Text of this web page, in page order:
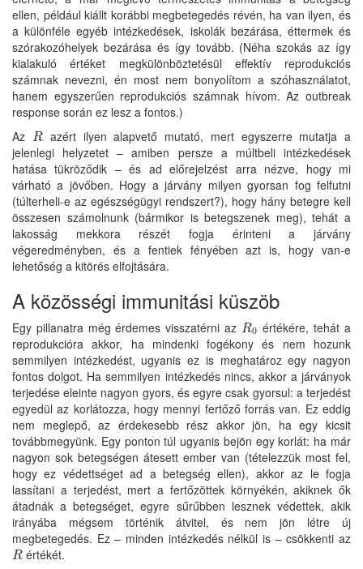
ellen, például kiállt korábbi megbetegedés révén, ha van ilyen, és
a különféle egyéb intézkedések, iskolák bezárása, éttermek és
szórakozóhelyek bezárása és így tovább. (Néha szokás az így
kialakuló értéket megkülönböztetésül effektív reprodukciós
számnak nevezni, én most nem bonyolítom a szóhasználatot,
hanem egyszerűen reprodukciós számnak hívom. Az outbreak
response során ez lesz a fontos.)
Az R
R
azért ilyen alapvető mutató, mert egyszerre mutatja a
jelenlegi helyzetet – amiben persze a múltbeli intézkedések
hatása tükröződik – és ad előrejelzést arra nézve, hogy mi
várható a jövőben. Hogy a járvány milyen gyorsan fog felfutni
(túlterheli-e az egészségügyi rendszert?), hogy hány betegre kell
összesen számolnunk (bármikor is betegszenek meg), tehát a
lakosság mekkora részét fogja érinteni a járvány
végeredményben, és a fentiek fényében azt is, hogy van-e
lehetőség a kitörés elfojtására.
A közösségi immunitási küszöb
Egy pillanatra még érdemes visszatérni az R0
R0 értékére, tehát a
reprodukcióra akkor, ha mindenki fogékony és nem hozunk
semmilyen intézkedést, ugyanis ez is meghatároz egy nagyon
fontos dolgot. Ha semmilyen intézkedés nincs, akkor a járványok
terjedése eleinte nagyon gyors, és egyre csak gyorsul: a terjedést
egyedül az korlátozza, hogy mennyi fertőző forrás van. Ez eddig
nem meglepő, az érdekesebb rész akkor jön, ha egy kicsit
továbbmegyünk. Egy ponton túl ugyanis bejön egy korlát: ha már
nagyon sok betegségen átesett ember van (tételezzük most fel,
hogy ez védettséget ad a betegség ellen), akkor az le fogja
lassítani a terjedést, mert a fertőzöttek környékén, akiknek ők
átadnák a betegséget, egyre sűrűbben lesznek védettek, akik
irányába mégsem történik átvitel, és nem jön létre új
megbetegedés. Ez – minden intézkedés nélkül is – csökkenti az
R
R értékét.